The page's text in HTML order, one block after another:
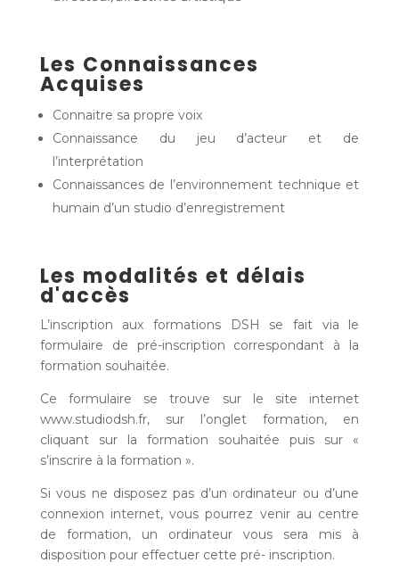
Les Connaissances
Acquises
Connaitre sa propre voix
Connaissance du jeu d’acteur et de
l’interprétation
Connaissances de l’environnement technique et
humain d’un studio d’enregistrement
Les modalités et délais
d'accès
L’inscription aux formations DSH se fait via le
formulaire de pré-inscription correspondant à la
formation souhaitée.
Ce formulaire se trouve sur le site internet
www.studiodsh.fr, sur l’onglet formation, en
cliquant sur la formation souhaitée puis sur «
s’inscrire à la formation ».
Si vous ne disposez pas d’un ordinateur ou d’une
connexion internet, vous pourrez venir au centre
de formation, un ordinateur vous sera mis à
disposition pour effectuer cette pré- inscription.